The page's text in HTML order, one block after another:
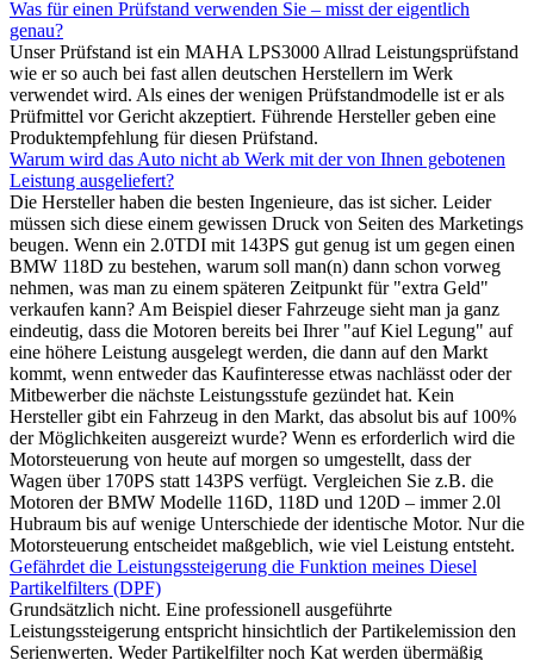
Was für einen Prüfstand verwenden Sie – misst der eigentlich
genau?
Unser Prüfstand ist ein MAHA LPS3000 Allrad Leistungsprüfstand
wie er so auch bei fast allen deutschen Herstellern im Werk
verwendet wird. Als eines der wenigen Prüfstandmodelle ist er als
Prüfmittel vor Gericht akzeptiert. Führende Hersteller geben eine
Produktempfehlung für diesen Prüfstand.
Warum wird das Auto nicht ab Werk mit der von Ihnen gebotenen
Leistung ausgeliefert?
Die Hersteller haben die besten Ingenieure, das ist sicher. Leider
müssen sich diese einem gewissen Druck von Seiten des Marketings
beugen. Wenn ein 2.0TDI mit 143PS gut genug ist um gegen einen
BMW 118D zu bestehen, warum soll man(n) dann schon vorweg
nehmen, was man zu einem späteren Zeitpunkt für "extra Geld"
verkaufen kann? Am Beispiel dieser Fahrzeuge sieht man ja ganz
eindeutig, dass die Motoren bereits bei Ihrer "auf Kiel Legung" auf
eine höhere Leistung ausgelegt werden, die dann auf den Markt
kommt, wenn entweder das Kaufinteresse etwas nachlässt oder der
Mitbewerber die nächste Leistungsstufe gezündet hat. Kein
Hersteller gibt ein Fahrzeug in den Markt, das absolut bis auf 100%
der Möglichkeiten ausgereizt wurde? Wenn es erforderlich wird die
Motorsteuerung von heute auf morgen so umgestellt, dass der
Wagen über 170PS statt 143PS verfügt. Vergleichen Sie z.B. die
Motoren der BMW Modelle 116D, 118D und 120D – immer 2.0l
Hubraum bis auf wenige Unterschiede der identische Motor. Nur die
Motorsteuerung entscheidet maßgeblich, wie viel Leistung entsteht.
Gefährdet die Leistungssteigerung die Funktion meines Diesel
Partikelfilters (DPF)
Grundsätzlich nicht. Eine professionell ausgeführte
Leistungssteigerung entspricht hinsichtlich der Partikelemission den
Serienwerten. Weder Partikelfilter noch Kat werden übermäßig